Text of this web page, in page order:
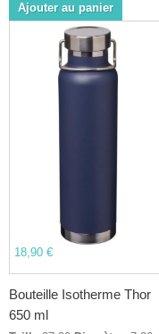
Ajouter au panier
18,90 €
Bouteille Isotherme Thor
650 ml